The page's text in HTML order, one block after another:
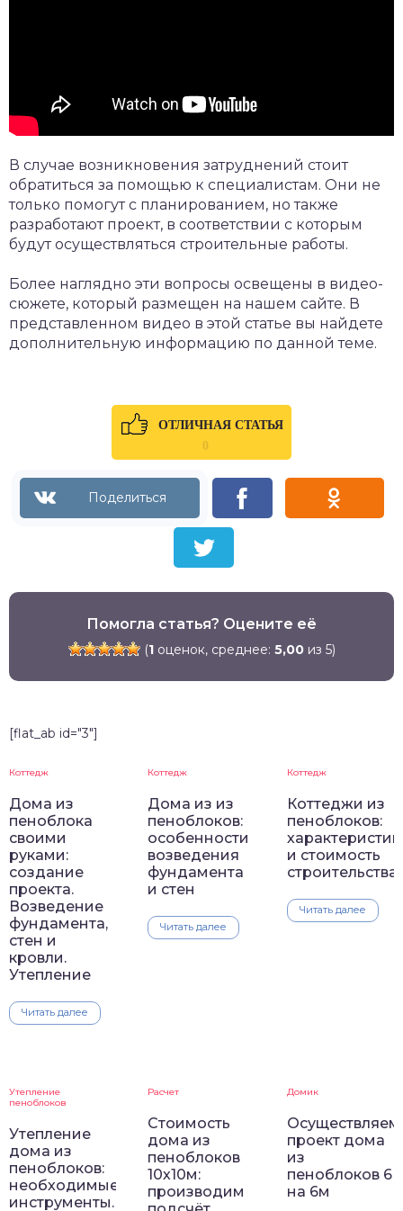
В случае возникновения затруднений стоит
обратиться за помощью к специалистам. Они не
только помогут с планированием, но также
разработают проект, в соответствии с которым
будут осуществляться строительные работы.
Более наглядно эти вопросы освещены в видео-
сюжете, который размещен на нашем сайте. В
представленном видео в этой статье вы найдете
дополнительную информацию по данной теме.
ОТЛИЧНАЯ СТАТЬЯ
0
Помогла статья? Оцените её
(1оценок, среднее: 5,00из 5)
[flat_ab id="3"]
Коттедж
Дома из
пеноблока
своими
руками:
создание
проекта.
Возведение
фундамента,
стен и
кровли.
Утепление
Читать далее
Коттедж
Дома из из
пеноблоков:
особенности
возведения
фундамента
и стен
Читать далее
Коттедж
Коттеджи из
пеноблоков:
и стоимость
строительства
Читать далее
Утепление
пеноблоков
Утепление
дома из
пеноблоков:
необходимые
инструменты.
Расчет
Стоимость
дома из
пеноблоков
10х10м:
производим
Домик
Осуществляем
проект дома
из
пеноблоков 6
на 6м